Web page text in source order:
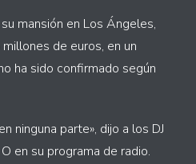
mansión en Los Ángeles,
de euros, en un
ha sido confirmado según
ninguna parte», dijo a los DJ
en su programa de radio.